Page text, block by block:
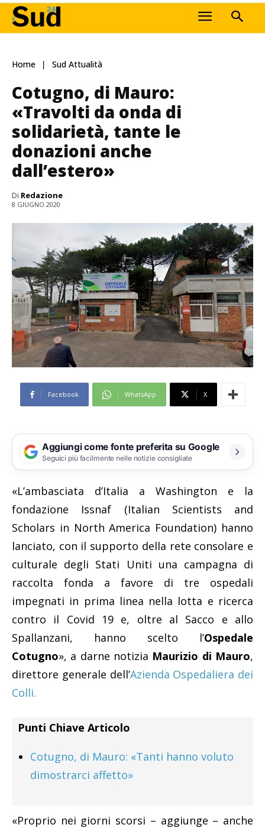
Home Sud Attualità
Cotugno, di Mauro:
«Travolti da onda di
solidarietà, tante le
donazioni anche
dall’estero»
Di Redazione
8 GIUGNO 2020
Facebook WhatsApp X
Aggiungi come fonte preferita su Google
Seguici più facilmente nelle notizie consigliate
«L’ambasciata d’Italia a Washington e la
fondazione Issnaf (Italian Scientists and
Scholars in North America Foundation) hanno
lanciato, con il supporto della rete consolare e
culturale degli Stati Uniti una campagna di
raccolta fonda a favore di tre ospedali
impegnati in prima linea nella lotta e ricerca
contro il Covid 19 e, oltre al Sacco e allo
Spallanzani, hanno scelto l’Ospedale
Cotugno», a darne notizia Maurizio di Mauro,
direttore generale dell’Azienda Ospedaliera dei
Colli.
Punti Chiave Articolo
Cotugno, di Mauro: «Tanti hanno voluto
dimostrarci affetto»
«Proprio nei giorni scorsi – aggiunge – anche